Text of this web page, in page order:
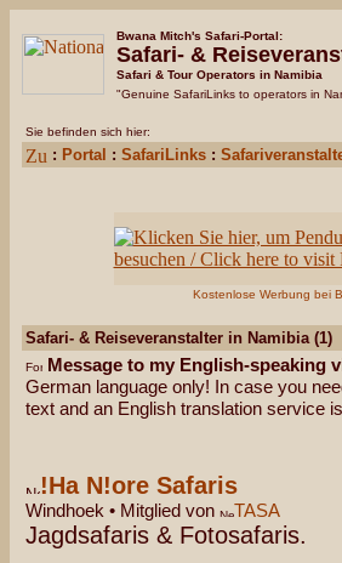
Bwana Mitch's Safari-Portal:
Safari- &
Safari & Tour Operators in Namibia
"Genuine SafariLinks to operators in
Sie befinden sich hier:
: Portal : SafariLinks :
Kostenlose Werbung bei
Safari- & Reiseveranstalter in Namibia (1)
Message to my English-speaking
German language only! In case you
text and an English translation service
!Ha N!ore Safaris
Windhoek • Mitglied von TASA
Jagdsafaris & Fotosafaris.